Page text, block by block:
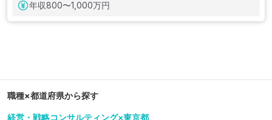
年収800〜1,000万円
職種×都道府県から探す
経営・戦略コンサルティング×東京都